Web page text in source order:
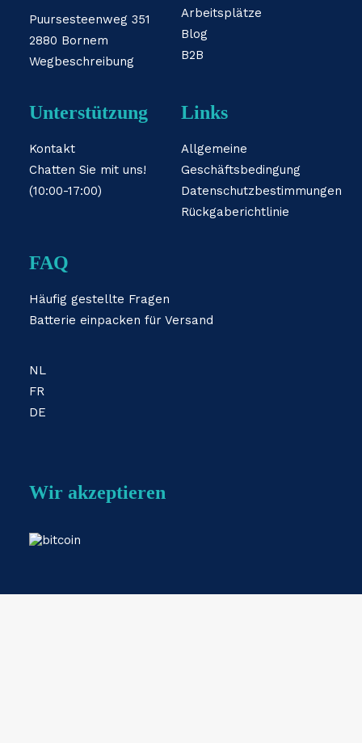
Puursesteenweg 351
2880 Bornem
Wegbeschreibung
Arbeitsplätze
Blog
B2B
Unterstützung
Kontakt
Chatten Sie mit uns!
(10:00-17:00)
Links
Allgemeine
Geschäftsbedingung
Datenschutzbestimmungen
Rückgaberichtlinie
FAQ
Häufig gestellte Fragen
Batterie einpacken für Versand
NL
FR
DE
Wir akzeptieren